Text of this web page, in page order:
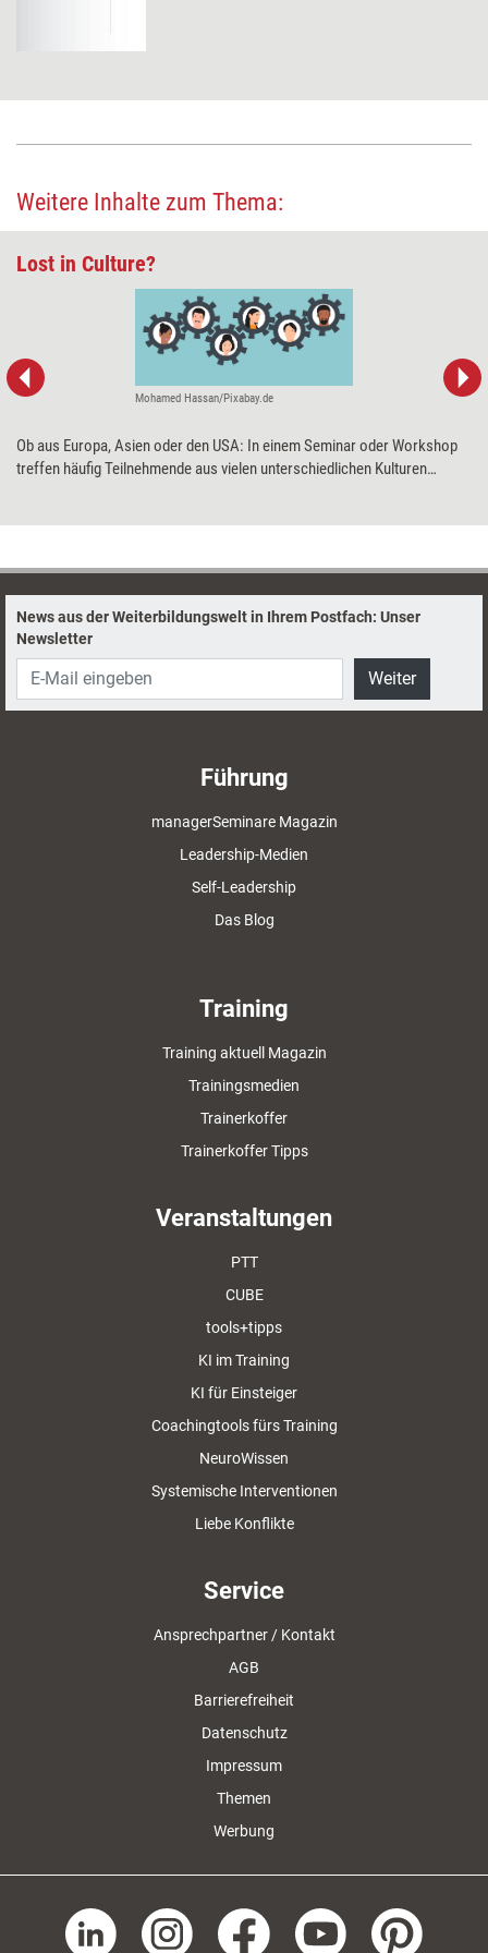
Weitere Inhalte zum Thema:
Lost in Culture?
Mohamed Hassan/Pixabay.de
Ob aus Europa, Asien oder den USA: In einem Seminar oder Workshop
treffen häufig Teilnehmende aus vielen unterschiedlichen Kulturen
lassen und worauf bei der Durchführung multikultureller Trainings und
Coachings zu achten ist.
News aus der Weiterbildungswelt in Ihrem Postfach: Unser
Newsletter
Weiter
Führung
managerSeminare Magazin
Leadership-Medien
Self-Leadership
Das Blog
Training
Training aktuell Magazin
Trainingsmedien
Trainerkoffer
Trainerkoffer Tipps
Veranstaltungen
PTT
CUBE
tools+tipps
KI im Training
KI für Einsteiger
Coachingtools fürs Training
NeuroWissen
Systemische Interventionen
Liebe Konflikte
Service
Ansprechpartner / Kontakt
AGB
Barrierefreiheit
Datenschutz
Impressum
Themen
Werbung